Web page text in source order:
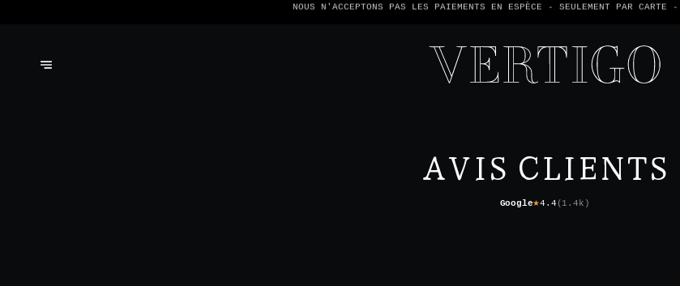
NOUS N'ACCEPTONS PAS LES PAIEMENTS EN ESPÈCE - SEULEMENT PAR CARTE -
AVIS CLIENTS
Google★4.4 (1.4k )